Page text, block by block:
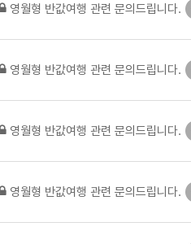
영월형 반값여행 관련 문의드립니다.
영월형 반값여행 관련 문의드립니다.
영월형 반값여행 관련 문의드립니다.
영월형 반값여행 관련 문의드립니다.